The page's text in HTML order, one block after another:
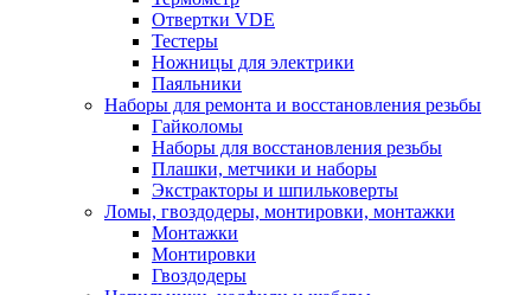
Отвертки VDE
Тестеры
Ножницы для электрики
Паяльники
Наборы для ремонта и восстановления резьбы
Гайколомы
Наборы для восстановления резьбы
Плашки, метчики и наборы
Экстракторы и шпильковерты
Ломы, гвоздодеры, монтировки, монтажки
Монтажки
Монтировки
Гвоздодеры